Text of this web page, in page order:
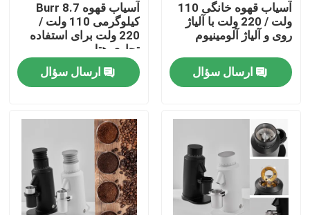
کنترل کیفیت
با ما تماس بگیرید
موارد
آسیاب دانه قهوه
آسیاب قهوه Burr
آسیاب قهوه خانگی 110
ولت / 220 ولت با آلیاژ
روی و آلیاژ آلومینیوم
ارسال سؤال
آسیاب قهوه Burr 8.7
کیلوگرمی 110 ولت /
220 ولت برای استفاده
تجاری هتل
ارسال سؤال